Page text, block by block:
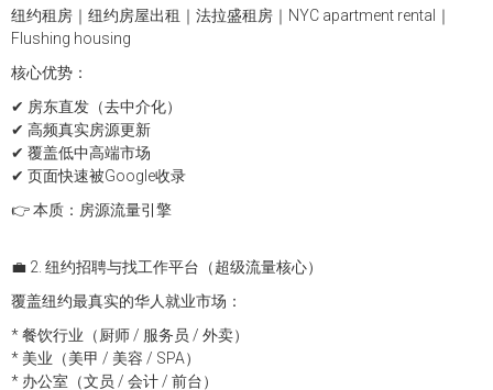
纽约租房｜纽约房屋出租｜法拉盛租房｜NYC apartment rental｜
Flushing housing
核心优势：
✔ 房东直发（去中介化）
✔ 高频真实房源更新
✔ 覆盖低中高端市场
✔ 页面快速被Google收录
👉 本质：房源流量引擎
💼 2. 纽约招聘与找工作平台（超级流量核心）
覆盖纽约最真实的华人就业市场：
* 餐饮行业（厨师 / 服务员 / 外卖）
* 美业（美甲 / 美容 / SPA）
* 办公室（文员 / 会计 / 前台）